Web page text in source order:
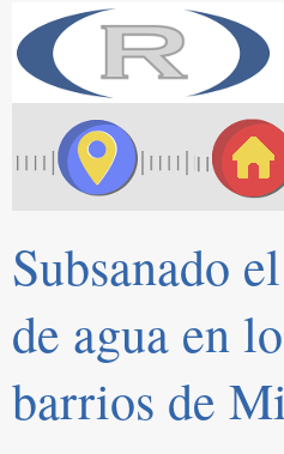
Subsanado
de agua en
barrios de